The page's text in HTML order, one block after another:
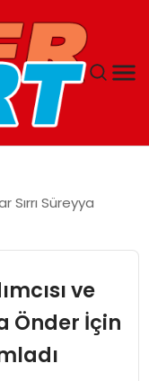
Sırrı Süreyya
ve
Önder İçin